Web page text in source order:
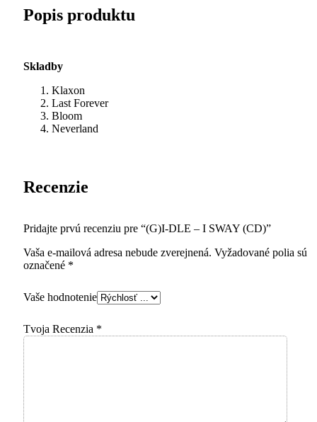
(CD)
Popis produktu
Skladby
Klaxon
Last Forever
Bloom
Neverland
Recenzie
Pridajte prvú recenziu pre “(G)I-DLE – I SWAY (CD)”
Vaša e-mailová adresa nebude zverejnená. Vyžadované polia sú
označené *
Vaše hodnotenie
Tvoja Recenzia *